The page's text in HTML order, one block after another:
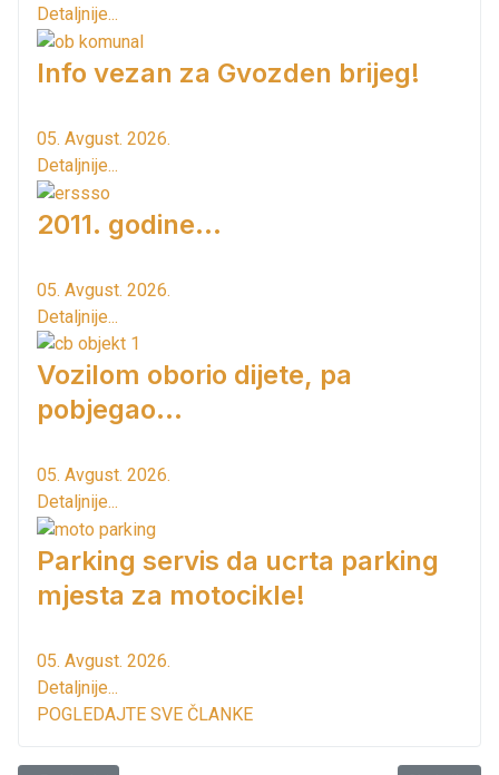
Detaljnije...
Info vezan za Gvozden brijeg!
05. Avgust. 2026.
Detaljnije...
2011. godine...
05. Avgust. 2026.
Detaljnije...
Vozilom oborio dijete, pa
pobjegao...
05. Avgust. 2026.
Detaljnije...
Parking servis da ucrta parking
mjesta za motocikle!
05. Avgust. 2026.
Detaljnije...
POGLEDAJTE SVE ČLANKE